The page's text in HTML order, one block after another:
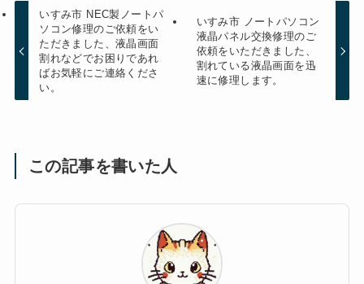
いすみ市 NEC製ノートパ
ソコン修理のご依頼をい
ただきました、液晶画面
割れなどでお困りであれ
ばお気軽にご連絡くださ
い。
いすみ市 ノートパソコン
液晶パネル交換修理のご
依頼をいただきました、
割れている液晶画面を迅
速に修理します。
この記事を書いた人